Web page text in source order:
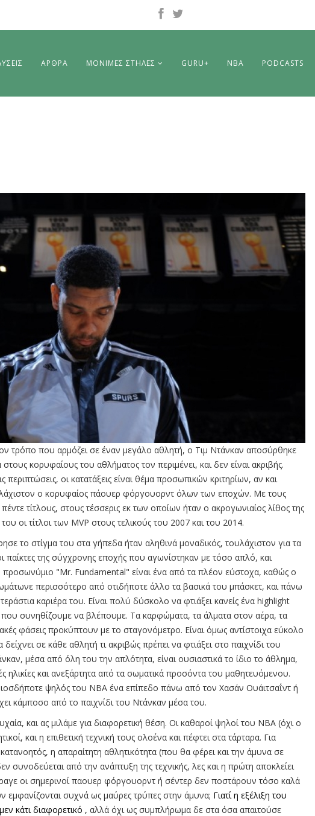
ΑΡΘΡΑ ΜΟΝΙΜΕΣ ΣΤΗΛΕΣ GURU+ NBA PODCASTS
τρόπο που αρμόζει σε έναν μεγάλο αθλητή, ο Τιμ Ντάνκαν αποσύρθηκε
κορυφαίους του αθλήματος τον περιμένει, και δεν είναι ακριβής.
οι κατατάξεις είναι θέμα προσωπικών κριτηρίων, αν και
ο κορυφαίος πάουερ φόργουορντ όλων των εποχών. Με τους
τίτλους, στους τέσσερις εκ των οποίων ήταν ο ακρογωνιαίος λίθος της
οι τίτλοι των MVP στους τελικούς του 2007 και του 2014.
το στίγμα του στα γήπεδα ήταν αληθινά μοναδικός, τουλάχιστον για τα
παίκτες της σύγχρονης εποχής που αγωνίστηκαν με τόσο απλό, και
"Mr. Fundamental" είναι ένα από τα πλέον εύστοχα, καθώς ο
περισσότερο από οτιδήποτε άλλο τα βασικά του μπάσκετ, και πάνω
καριέρα του. Είναι πολύ δύσκολο να φτιάξει κανείς ένα highlight
που συνηθίζουμε να βλέπουμε. Τα καρφώματα, τα άλματα στον αέρα, τα
φάσεις προκύπτουν με το σταγονόμετρο. Είναι όμως αντίστοιχα εύκολο
σε κάθε αθλητή τι ακριβώς πρέπει να φτιάξει στο παιχνίδι του
μέσα από όλη του την απλότητα, είναι ουσιαστικά το ίδιο το άθλημα,
ηλικίες και ανεξάρτητα από τα σωματικά προσόντα του μαθητευόμενου.
ψηλός του ΝΒΑ ένα επίπεδο πάνω από τον Χασάν Ουάιτσαΐντ ή
κάμποσο από το παιχνίδι του Ντάνκαν μέσα του.
και ας μιλάμε για διαφορετική θέση. Οι καθαροί ψηλοί του ΝΒΑ (όχι ο
και η επιθετική τεχνική τους ολοένα και πέφτει στα τάρταρα. Για
η απαραίτητη αθλητικότητα (που θα φέρει και την άμυνα σε
συνοδεύεται από την ανάπτυξη της τεχνικής, λες και η πρώτη αποκλείει
οι σημερινοί παουερ φόργουορντ ή σέντερ δεν ποστάρουν τόσο καλά
εμφανίζονται συχνά ως μαύρες τρύπες στην άμυνα; Γιατί η εξέλιξη του
κάτι διαφορετικό , αλλά όχι ως συμπλήρωμα δε στα όσα απαιτούσε